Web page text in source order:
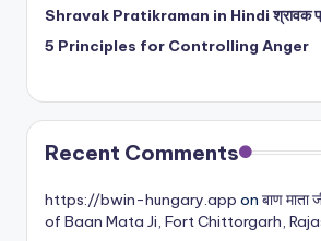
Shravak Pratikraman in Hindi श्रावक
5 Principles for Controlling Anger
Recent Comments
https://bwin-hungary.app on बाण माता
of Baan Mata Ji, Fort Chittorgarh,